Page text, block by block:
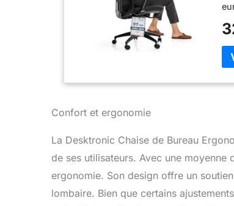
et
Confort et ergonomie
La Desktronic Chaise de Bureau
de ses utilisateurs. Avec une
ergonomie. Son design offre un
lombaire. Bien que certains